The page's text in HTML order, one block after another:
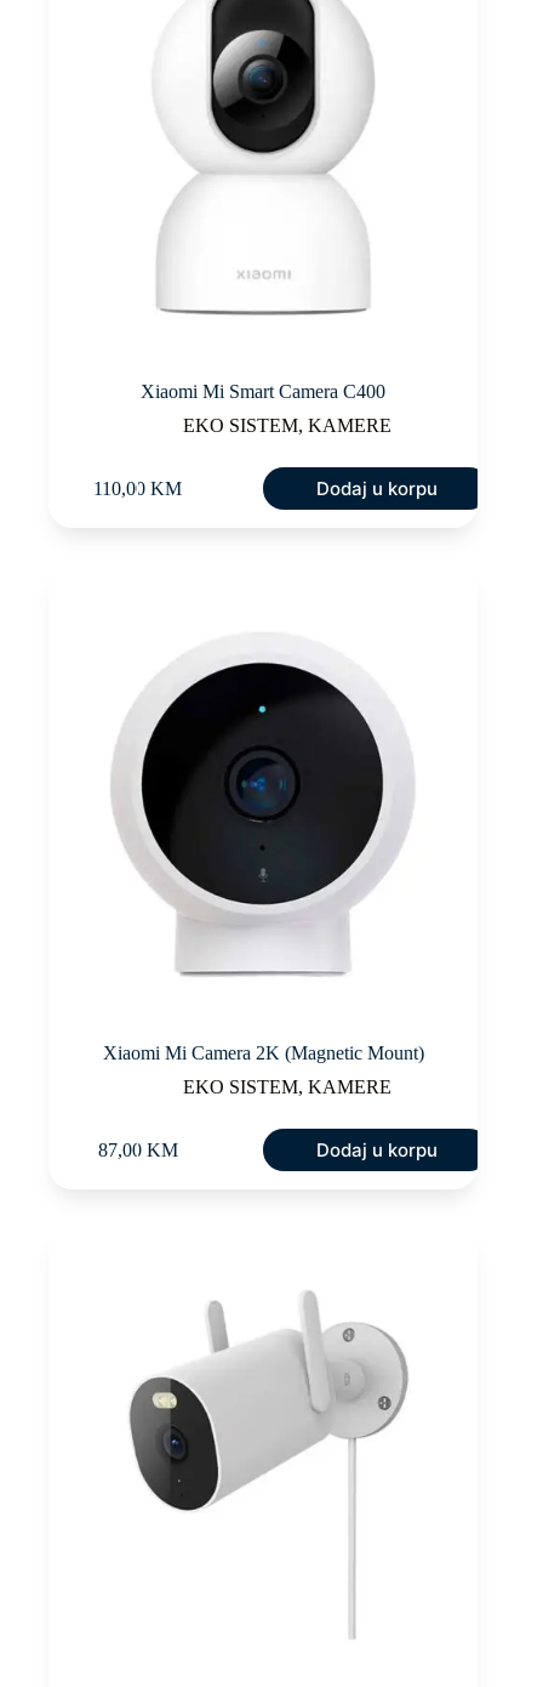
Xiaomi Mi Smart Camera C400
EKO SISTEM,KAMERE
110,00KM Dodaj u korpu
Xiaomi Mi Camera 2K (Magnetic Mount)
EKO SISTEM,KAMERE
87,00 KM Dodaj u korpu